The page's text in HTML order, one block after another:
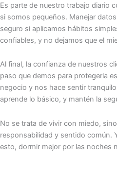
Es parte de nuestro trabajo diario
si somos pequeños. Manejar
seguro si aplicamos hábitos
confiables, y no dejamos que el
Al final, la confianza de nuestros
paso que demos para protegerla
negocio y nos hace sentir
aprende lo básico, y mantén la
No se trata de vivir con miedo,
responsabilidad y sentido común.
esto, dormir mejor por las noches